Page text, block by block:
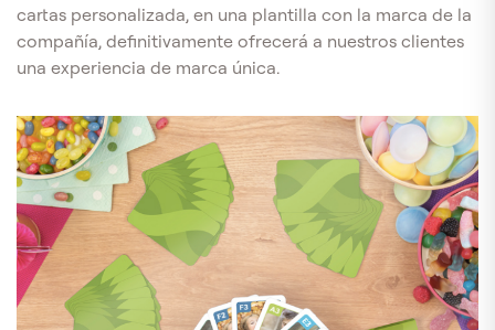
cartas personalizada, en una plantilla con la marca de la
compañía, definitivamente ofrecerá a nuestros clientes
una experiencia de marca única.